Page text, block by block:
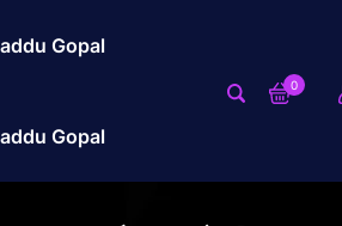
Gopal
Gopal
0